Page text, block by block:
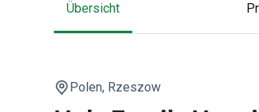
Übersicht
Polen, Rzeszow